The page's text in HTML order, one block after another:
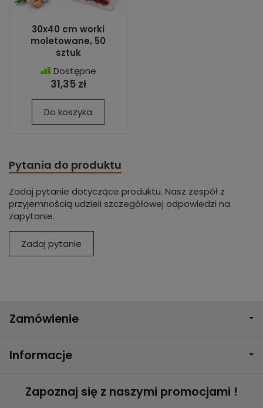
30x40 cm worki
moletowane, 50
sztuk
Dostępne
31,35 zł
Do koszyka
Pytania do produktu
Zadaj pytanie dotyczące produktu. Nasz zespół z
przyjemnością udzieli szczegółowej odpowiedzi na
zapytanie.
Zadaj pytanie
Zamówienie
Informacje
Zapoznaj się z naszymi promocjami !